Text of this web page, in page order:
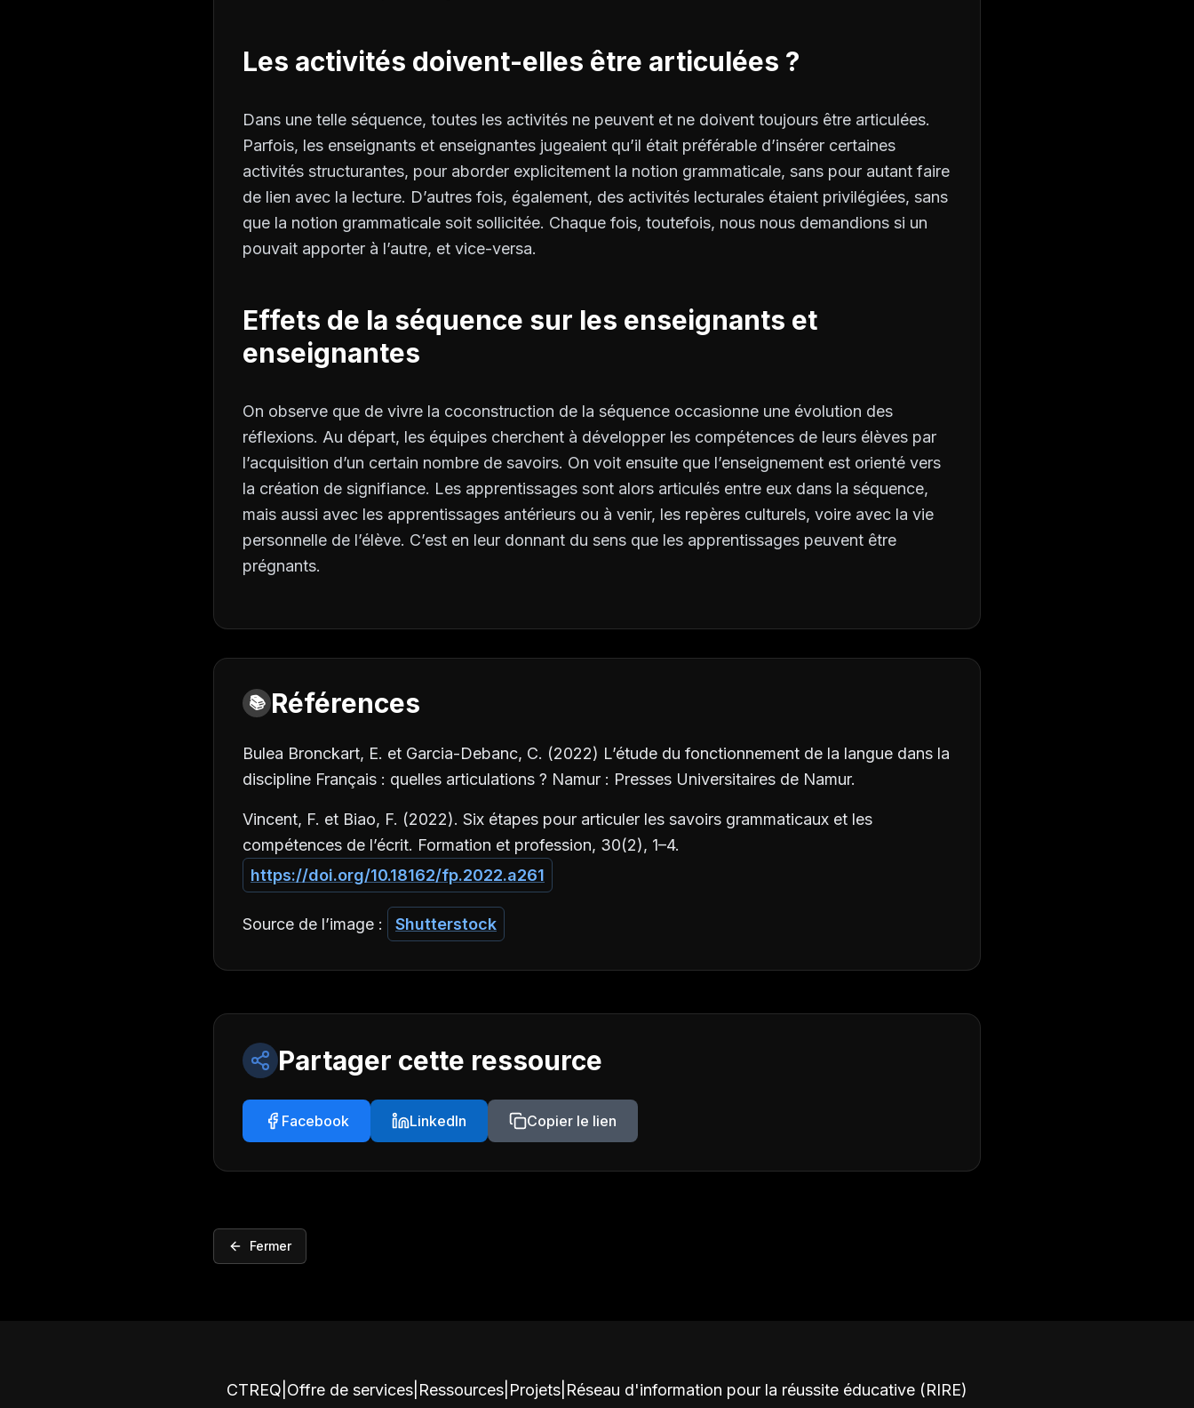
Les activités doivent-elles être articulées ?
Dans une telle séquence, toutes les activités ne peuvent et ne doivent toujours être articulées.
Parfois, les enseignants et enseignantes jugeaient qu’il était préférable d’insérer certaines
activités structurantes, pour aborder explicitement la notion grammaticale, sans pour autant faire
de lien avec la lecture. D’autres fois, également, des activités lecturales étaient privilégiées, sans
que la notion grammaticale soit sollicitée. Chaque fois, toutefois, nous nous demandions si un
pouvait apporter à l’autre, et vice-versa.
Effets de la séquence sur les enseignants et
enseignantes
On observe que de vivre la coconstruction de la séquence occasionne une évolution des
réflexions. Au départ, les équipes cherchent à développer les compétences de leurs élèves par
l’acquisition d’un certain nombre de savoirs. On voit ensuite que l’enseignement est orienté vers
la création de signifiance. Les apprentissages sont alors articulés entre eux dans la séquence,
mais aussi avec les apprentissages antérieurs ou à venir, les repères culturels, voire avec la vie
personnelle de l’élève. C’est en leur donnant du sens que les apprentissages peuvent être
prégnants.
📚 Références
Bulea Bronckart, E. et Garcia-Debanc, C. (2022) L’étude du fonctionnement de la langue dans la
discipline Français : quelles articulations ? Namur : Presses Universitaires de Namur.
Vincent, F. et Biao, F. (2022). Six étapes pour articuler les savoirs grammaticaux et les
compétences de l’écrit. Formation et profession, 30(2), 1–4.
https://doi.org/10.18162/fp.2022.a261
Source de l’image : Shutterstock
Partager cette ressource
Facebook LinkedIn Copier le lien
Fermer
CTREQ Offre de services Ressources Projets Réseau d'information pour la réussite éducative (RIRE)